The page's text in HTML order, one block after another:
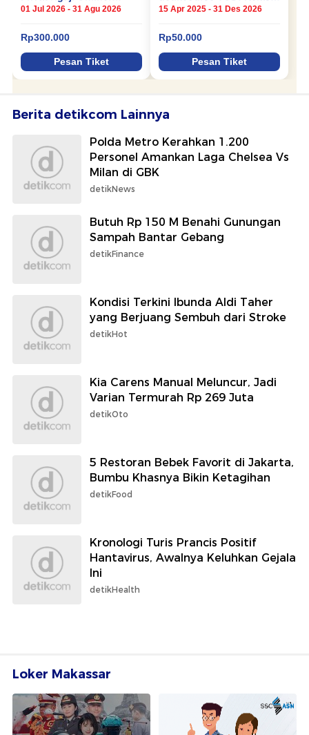
Berita detikcom Lainnya
Polda Metro Kerahkan 1.200
Personel Amankan Laga Chelsea Vs
Milan di GBK
detikNews
Butuh Rp 150 M Benahi Gunungan
Sampah Bantar Gebang
detikFinance
Kondisi Terkini Ibunda Aldi Taher
yang Berjuang Sembuh dari Stroke
detikHot
Kia Carens Manual Meluncur, Jadi
Varian Termurah Rp 269 Juta
detikOto
5 Restoran Bebek Favorit di Jakarta,
Bumbu Khasnya Bikin Ketagihan
detikFood
Kronologi Turis Prancis Positif
Hantavirus, Awalnya Keluhkan Gejala
Ini
detikHealth
Loker Makassar